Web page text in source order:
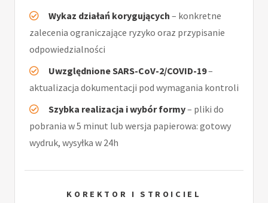
Wykaz działań korygujących – konkretne
zalecenia ograniczające ryzyko oraz przypisanie
odpowiedzialności
Uwzględnione SARS-CoV-2/COVID-19–
aktualizacja dokumentacji pod wymagania kontroli
Szybka realizacja i wybór formy– pliki do
pobrania w 5 minut lub wersja papierowa: gotowy
wydruk, wysyłka w 24h
KOREKTOR I STROICIEL